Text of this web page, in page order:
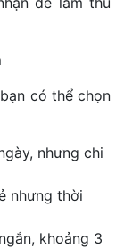
có thể chọn
nhưng chi
nhưng thời
khoảng 3